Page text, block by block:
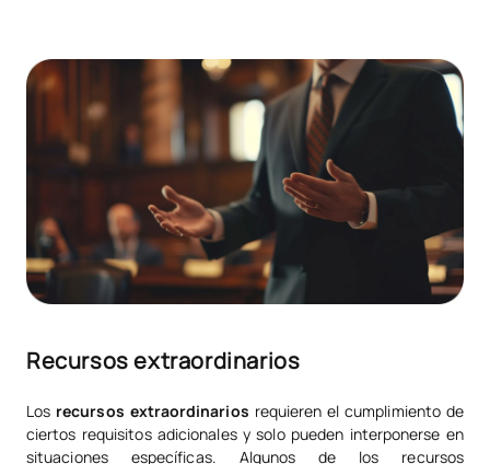
Recursos extraordinarios
Los recursos extraordinarios requieren el cumplimiento de
ciertos requisitos adicionales y solo pueden interponerse en
situaciones específicas. Algunos de los recursos